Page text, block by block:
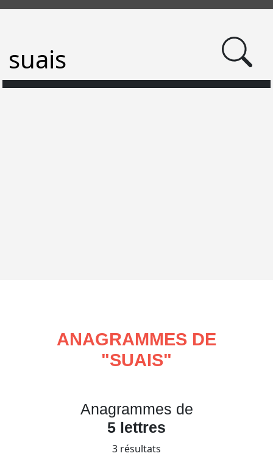
ANAGRAMMES DE
"SUAIS"
Anagrammes de
5 lettres
3 résultats